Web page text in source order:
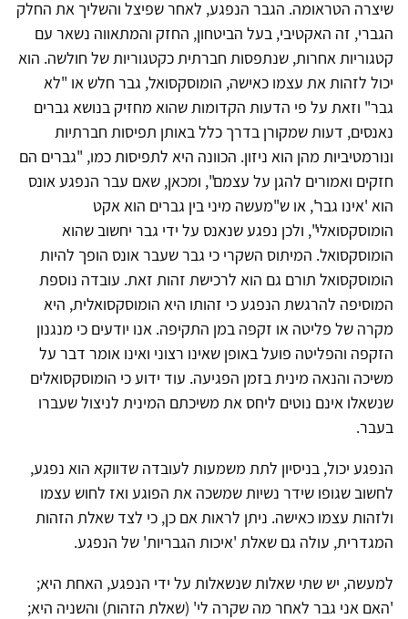
שיצרה הטראומה. הגבר הנפגע, לאחר שפיצל והשליך את החלק
הגברי, זה האקטיבי, בעל הביטחון, החזק והמתאווה נשאר עם
קטגוריות אחרות, שנתפסות חברתית כקטגוריות של חולשה. הוא
יכול לזהות את עצמו כאישה, הומוסקסואל, גבר חלש או "לא
גבר" וזאת על פי הדעות הקדומות שהוא מחזיק בנושא גברים
נאנסים, דעות שמקורן בדרך כלל באותן תפיסות חברתיות
ונורמטיביות מהן הוא ניזון. הכוונה היא לתפיסות כמו, "גברים הם
חזקים ואמורים להגן על עצמם", ומכאן, שאם עבר הנפגע אונס
הוא 'אינו גבר', או ש"מעשה מיני בין גברים הוא אקט
הומוסקסואלי", ולכן נפגע שנאנס על ידי גבר יחשוב שהוא
הומוסקסואל. המיתוס השקרי כי גבר שעבר אונס הופך להיות
הומוסקסואל תורם גם הוא לרכישת זהות זאת. עובדה נוספת
המוסיפה להרגשת הנפגע כי זהותו היא הומוסקסואלית, היא
מקרה של פליטה או זקפה במן התקיפה. אנו יודעים כי מנגנון
הזקפה והפליטה פועל באופן שאינו רצוני ואינו אומר דבר על
משיכה והנאה מינית בזמן הפגיעה. עוד ידוע כי הומוסקסואלים
שנשאלו אינם נוטים ליחס את משיכתם המינית לניצול שעברו
בעבר.
הנפגע יכול, בניסיון לתת משמעות לעובדה שדווקא הוא נפגע,
לחשוב שגופו שידר נשיות שמשכה את הפוגע ואז לחוש עצמו
ולזהות עצמו כאישה. ניתן לראות אם כן, כי לצד שאלת הזהות
המגדרית, עולה גם שאלת 'איכות הגבריות' של הנפגע.
למעשה, יש שתי שאלות שנשאלות על ידי הנפגע, האחת היא;
'האם אני גבר לאחר מה שקרה לי' (שאלת הזהות) והשניה היא;